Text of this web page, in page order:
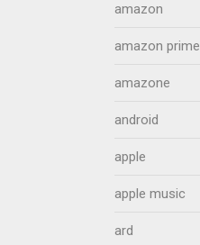
amazon
amazon prime
amazone
android
apple
apple music
ard